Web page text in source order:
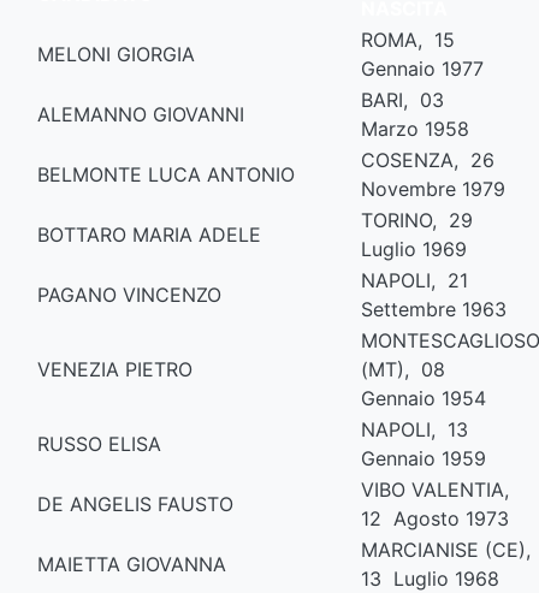
MELONI GIORGIA
ROMA, 15
Gennaio 1977
ALEMANNO GIOVANNI
BARI, 03
Marzo 1958
BELMONTE LUCA ANTONIO
COSENZA, 26
Novembre 1979
BOTTARO MARIA ADELE
TORINO, 29
Luglio 1969
PAGANO VINCENZO
NAPOLI, 21
Settembre 1963
VENEZIA PIETRO
MONTESCAGLIOSO
(MT), 08
Gennaio 1954
RUSSO ELISA
NAPOLI, 13
Gennaio 1959
DE ANGELIS FAUSTO
VIBO VALENTIA,
12 Agosto 1973
MAIETTA GIOVANNA
MARCIANISE (CE),
13 Luglio 1968